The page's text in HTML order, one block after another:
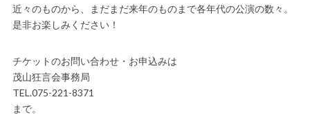
近々のものから、まだまだ来年のものまで各年代の公演の数々。
是非お楽しみください！
チケットのお問い合わせ・お申込みは
茂山狂言会事務局
TEL.075-221-8371
まで。